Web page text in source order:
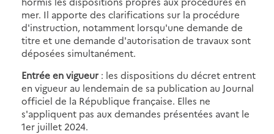
mer. Il apporte des clarifications sur la procédure
d'instruction, notamment lorsqu'une demande de
titre et une demande d'autorisation de travaux sont
déposées simultanément.
Entrée en vigueur : les dispositions du décret entrent
en vigueur au lendemain de sa publication au Journal
officiel de la République française. Elles ne
s'appliquent pas aux demandes présentées avant le
1er juillet 2024.